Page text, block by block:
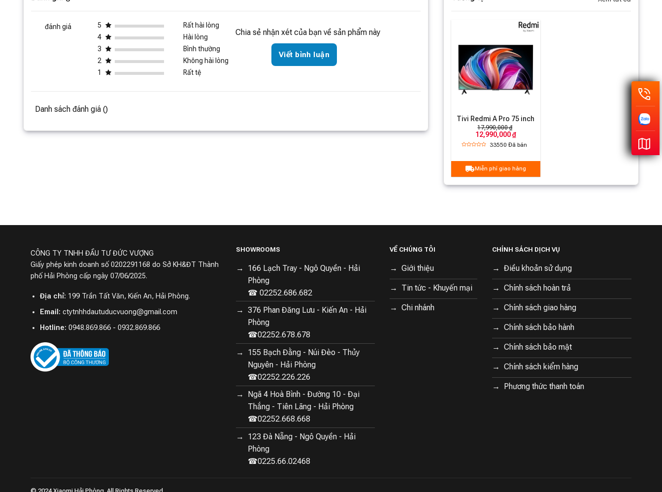
đánh giá 5
Rất hài lòng
4
Hài lòng
3
Bình thường
2
Không hài lòng
1
Rất tệ
Chia sẻ nhận xét của bạn về sản phẩm này
Viết bình luận
Danh sách đánh giá ()
Tivi Redmi A Pro 75 inch
17,990,000 ₫
12,990,000 ₫
33550 Đã bán
Miễn phí giao hàng
CÔNG TY TNHH ĐẦU TƯ ĐỨC VƯỢNG
Giấy phép kinh doanh số 0202291168 do Sở KH&ĐT Thành
phố Hải Phòng cấp ngày 07/06/2025.
Địa chỉ: 199 Trần Tất Văn, Kiến An, Hải Phòng.
Email: ctytnhhdautuducvuong@gmail.com
Hotline: 0948.869.866 - 0932.869.866
SHOWROOMS
166 Lạch Tray - Ngô Quyền - Hải
Phòng
☎ 02252.686.682
376 Phan Đăng Lưu - Kiến An - Hải
Phòng
☎02252.678.678
155 Bạch Đằng - Núi Đèo - Thủy
Nguyên - Hải Phòng
☎02252.226.226
Ngã 4 Hoà Bình - Đường 10 - Đại
Thắng - Tiên Lãng - Hải Phòng
☎02252.668.668
123 Đà Nẵng - Ngô Quyền - Hải
Phòng
☎0225.66.02468
VỀ CHÚNG TÔI
Giới thiệu
Tin tức - Khuyến mại
Chi nhánh
CHÍNH SÁCH DỊCH VỤ
Điều khoản sử dụng
Chính sách hoàn trả
Chính sách giao hàng
Chính sách bảo hành
Chính sách bảo mật
Chính sách kiểm hàng
Phương thức thanh toán